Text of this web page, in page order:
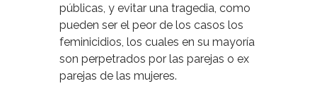
públicas, y evitar una tragedia, como
pueden ser el peor de los casos los
feminicidios, los cuales en su mayoría
son perpetrados por las parejas o ex
parejas de las mujeres.